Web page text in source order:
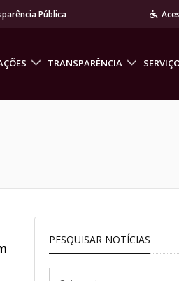
Pública
TRANSPARÊNCIA
PESQUISAR NOTÍCIAS